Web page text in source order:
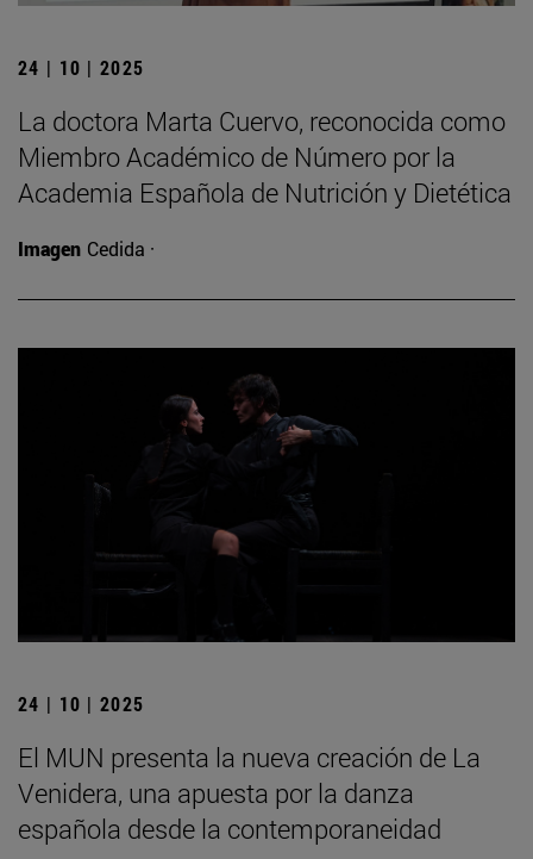
24 | 10 | 2025
La doctora Marta Cuervo, reconocida como
Miembro Académico de Número por la
Academia Española de Nutrición y Dietética
Imagen Cedida ·
24 | 10 | 2025
El MUN presenta la nueva creación de La
Venidera, una apuesta por la danza
española desde la contemporaneidad